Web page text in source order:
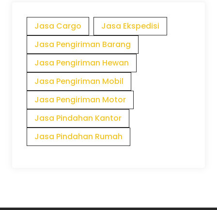
Jasa Cargo
Jasa Ekspedisi
Jasa Pengiriman Barang
Jasa Pengiriman Hewan
Jasa Pengiriman Mobil
Jasa Pengiriman Motor
Jasa Pindahan Kantor
Jasa Pindahan Rumah